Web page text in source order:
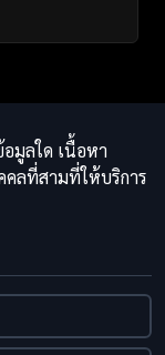
มูลใด เนื้อหา
ลที่สามที่ให้บริการ